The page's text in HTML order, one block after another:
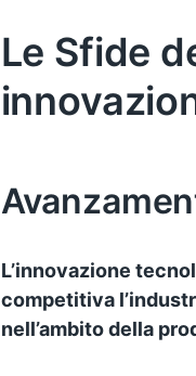
Le Sfide
L’innovazione
competitiva
nell’ambito della